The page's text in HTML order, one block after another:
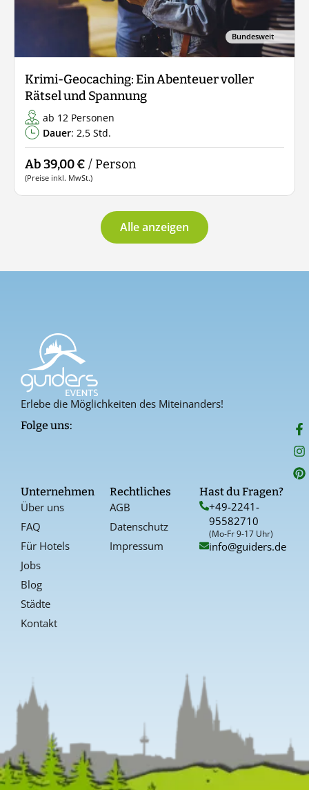
Bundesweit
Krimi-Geocaching: Ein Abenteuer voller
Rätsel und Spannung
ab 12 Personen
Dauer: 2,5 Std.
Ab 39,00 € / Person
(Preise inkl. MwSt.)
Alle anzeigen
Erlebe die Möglichkeiten des Miteinanders!
Folge uns: F
a
c
e
b
I
n
s
t
a
P
i
n
t
e
Unternehmen
Über uns
FAQ
Für Hotels
Jobs
Blog
Städte
Kontakt
Rechtliches
AGB
Datenschutz
Impressum
Hast du Fragen?
+49-2241-
95582710
(Mo-Fr 9-17 Uhr)
info@guiders.de
Kundenbewertungen und Erfahrungen zu
SEHR GUT